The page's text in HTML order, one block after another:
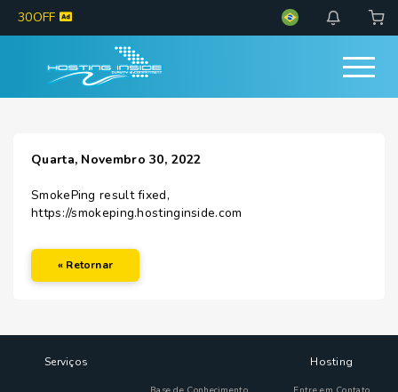
30OFF
Quarta, Novembro 30, 2022
SmokePing result fixed,
https://smokeping.hostinginside.com
« Retornar
Serviços Hosting